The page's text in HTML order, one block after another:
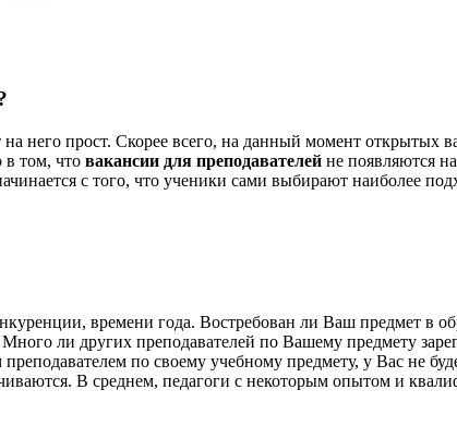
него прост. Скорее всего, на данный момент открытых
в том, что вакансии для преподавателей не появляются
с того, что ученики сами выбирают наиболее
времени года. Востребован ли Ваш предмет в
ли других преподавателей по Вашему предмету
по своему учебному предмету, у Вас не
В среднем, педагоги с некоторым опытом и